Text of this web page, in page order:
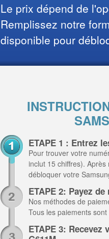
Le prix dépend de
Remplissez notre
disponible pour
ETAPE 1 : Entrez
Pour trouver votre
inclut 15 chiffres).
débloquer votre
ETAPE 2: Payez
Nos méthodes de
Tous les paiements
ETAPE 3: Recevez